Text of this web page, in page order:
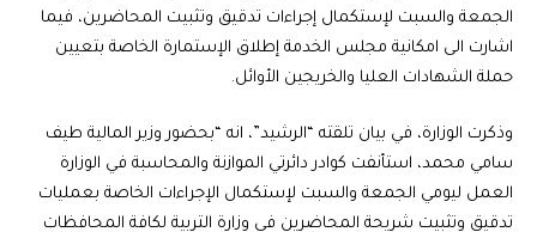
الجمعة والسبت لإستكمال إجراءات تدقيق وتثبيت المحاضرين، فيما
اشارت الى امكانية مجلس الخدمة إطلاق الإستمارة الخاصة بتعيين
حملة الشهادات العليا والخريجين الأوائل.
وذكرت الوزارة، في بيان تلقته “الرشيد”، انه “بحضور وزير المالية طيف
سامي محمد، استأنفت كوادر دائرتي الموازنة والمحاسبة في الوزارة
العمل ليومي الجمعة والسبت لإستكمال الإجراءات الخاصة بعمليات
تدقيق وتثبيت شريحة المحاضرين في وزارة التربية لكافة المحافظات